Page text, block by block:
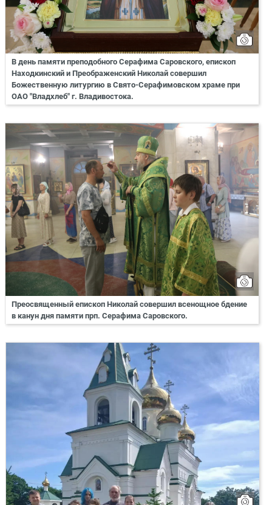
В день памяти преподобного Серафима Саровского, епископ
Находкинский и Преображенский Николай совершил
Божественную литургию в Свято-Серафимовском храме при
ОАО "Владхлеб" г. Владивостока.
Преосвященный епископ Николай совершил всенощное бдение
в канун дня памяти прп. Серафима Саровского.